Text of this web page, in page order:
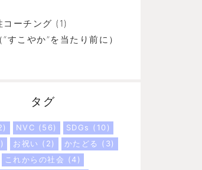
コーチング (1)
すこやか”を当たり前に）
タグ
NVC (56) SDGs (10)
お祝い (2) かたどる
(3)
これからの社会 (4)